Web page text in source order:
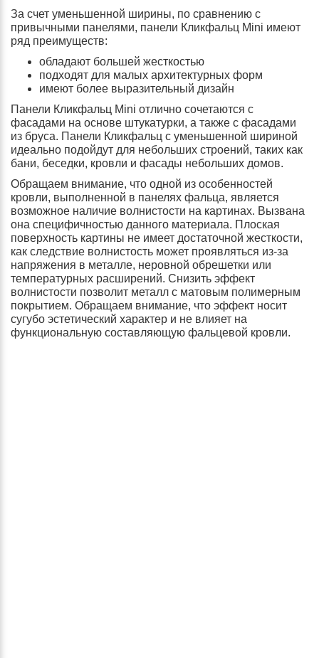
За счет уменьшенной ширины, по сравнению с
привычными панелями, панели Кликфальц Mini имеют
ряд преимуществ:
обладают большей жесткостью
подходят для малых архитектурных форм
имеют более выразительный дизайн
Панели Кликфальц Mini отлично сочетаются с
фасадами на основе штукатурки, а также с фасадами
из бруса. Панели Кликфальц с уменьшенной шириной
идеально подойдут для небольших строений, таких как
бани, беседки, кровли и фасады небольших домов.
Обращаем внимание, что одной из особенностей
кровли, выполненной в панелях фальца, является
возможное наличие волнистости на картинах. Вызвана
она специфичностью данного материала. Плоская
поверхность картины не имеет достаточной жесткости,
как следствие волнистость может проявляться из-за
напряжения в металле, неровной обрешетки или
температурных расширений. Снизить эффект
волнистости позволит металл с матовым полимерным
покрытием. Обращаем внимание, что эффект носит
сугубо эстетический характер и не влияет на
функциональную составляющую фальцевой кровли.